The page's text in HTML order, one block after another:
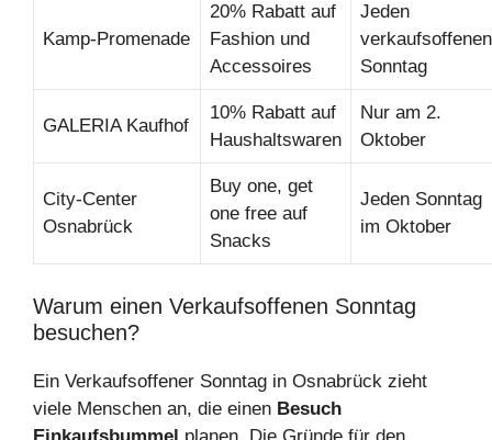
Kamp-Promenade
20% Rabatt auf
Fashion und
Accessoires
Jeden
verkaufsoffenen
Sonntag
GALERIA Kaufhof
10% Rabatt auf
Haushaltswaren
Nur am 2.
Oktober
City-Center
Osnabrück
Buy one, get
one free auf
Snacks
Jeden Sonntag
im Oktober
Warum einen Verkaufsoffenen Sonntag
besuchen?
Ein Verkaufsoffener Sonntag in Osnabrück zieht
viele Menschen an, die einen Besuch